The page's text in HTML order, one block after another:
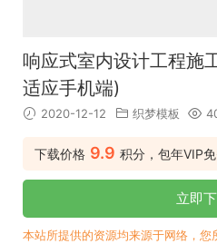
响应式室内设计工程施
适应手机端)
2020-12-12 织梦模板
下载价格 9.9 积分，包年VIP
立即
本站所提供的资源均来源于网络，